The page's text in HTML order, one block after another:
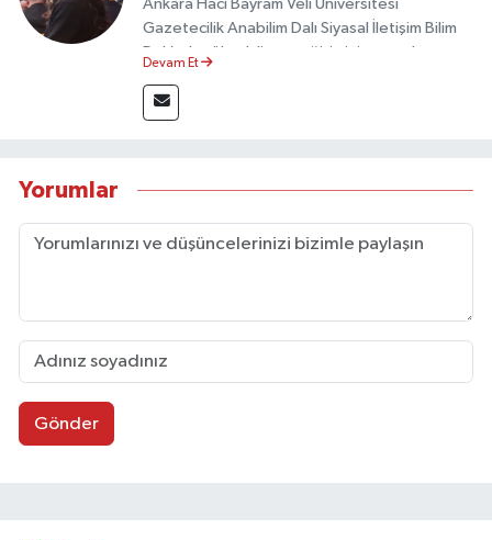
Ankara Hacı Bayram Veli Üniversitesi
Gazetecilik Anabilim Dalı Siyasal İletişim Bilim
Dalı’nda yüksek lisans eğitimini tamamlamıştır.
akademik çalışmalar gerçekleştirmiştir.
Taşköprü Postası internet haber sitesinde
Devam Et
Yorumlar
Gönder